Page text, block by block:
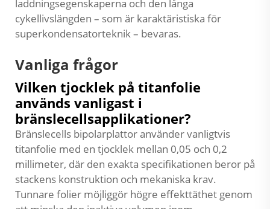
laddningsegenskaperna och den långa
cykellivslängden – som är karaktäristiska för
superkondensatorteknik – bevaras.
Vanliga frågor
Vilken tjocklek på titanfolie
används vanligast i
bränslecellsapplikationer?
Bränslecells bipolarplattor använder vanligtvis
titanfolie med en tjocklek mellan 0,05 och 0,2
millimeter, där den exakta specifikationen beror på
stackens konstruktion och mekaniska krav.
Tunnare folier möjliggör högre effekttäthet genom